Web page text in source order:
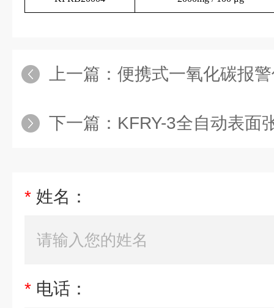
上一篇： 便携式一氧化碳报
下一篇： KFRY-3全自动表面
* 姓名：
* 电话：